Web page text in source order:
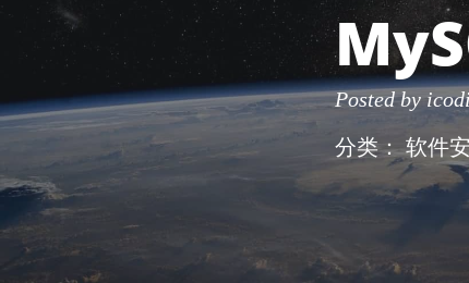
Posted by
分类： 软件